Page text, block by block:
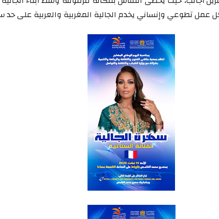
عمل تطوعي وإنساني يخدم الجالية المغربية والعربية على حد